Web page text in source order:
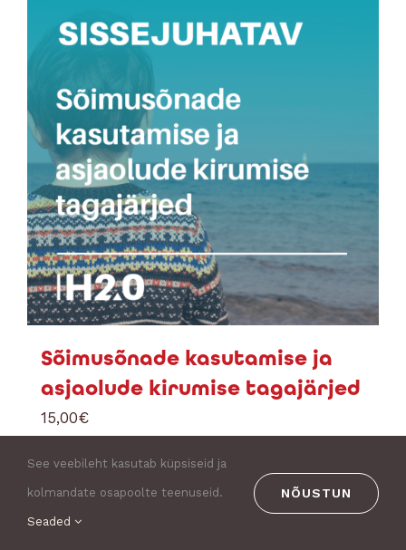
Sõimusõnade kasutamise ja
asjaolude kirumise tagajärjed
15,00€
Details
See veebileht kasutab küpsiseid ja
kolmandate osapoolte teenuseid.
Seaded
NÕUSTUN